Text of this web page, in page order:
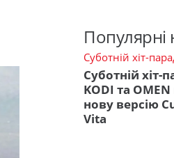
Суботній хіт-
Суботній хіт-
KODI та
нову версію
Vita